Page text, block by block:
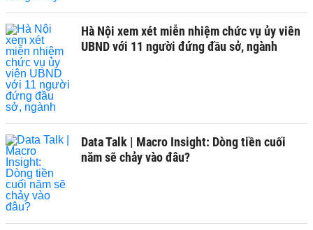
Hà Nội xem xét miễn nhiệm chức vụ ủy viên
UBND với 11 người đứng đầu sở, ngành
Data Talk | Macro Insight: Dòng tiền cuối
năm sẽ chảy vào đâu?